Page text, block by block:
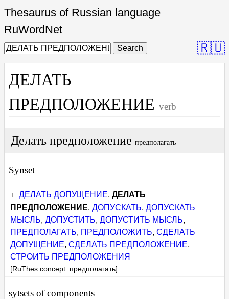
Thesaurus of Russian language
RuWordNet
Search 🇷🇺
ДЕЛАТЬ
ПРЕДПОЛОЖЕНИЕ verb
Делать предположение предполагать
Synset
ДЕЛАТЬ ДОПУЩЕНИЕ, ДЕЛАТЬ
ПРЕДПОЛОЖЕНИЕ,ДОПУСКАТЬ,ДОПУСКАТЬ
МЫСЛЬ,ДОПУСТИТЬ,ДОПУСТИТЬ МЫСЛЬ,
ПРЕДПОЛАГАТЬ, ПРЕДПОЛОЖИТЬ,СДЕЛАТЬ
ДОПУЩЕНИЕ,СДЕЛАТЬ ПРЕДПОЛОЖЕНИЕ,
СТРОИТЬ ПРЕДПОЛОЖЕНИЯ
[RuThes concept: предполагать]
sytsets of components